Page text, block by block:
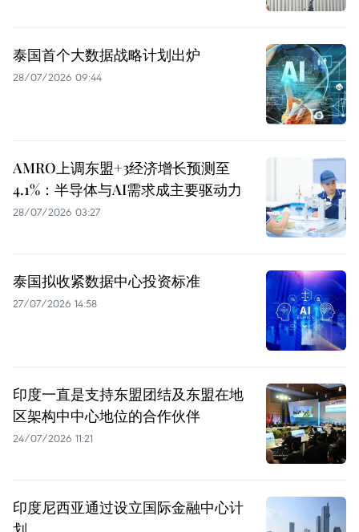
泰国首个大数据战略计划出炉
28/07/2026 09:44
AMRO上调东盟+3经济增长预测至
4.1%：半导体与AI需求成主要驱动力
28/07/2026 03:27
泰国拟收紧数据中心投资标准
27/07/2026 14:58
印度一直是支持东盟团结及东盟在地
区架构中中心地位的合作伙伴
24/07/2026 11:21
印度尼西亚通过设立国际金融中心计